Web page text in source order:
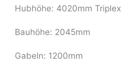
Hubhöhe: 4020mm Triplex
Bauhöhe: 2045mm
Gabeln: 1200mm